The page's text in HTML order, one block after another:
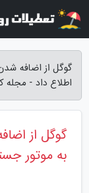
گوگل از اضافه
اطلاع داد - مجله
گوگل از
به موتور